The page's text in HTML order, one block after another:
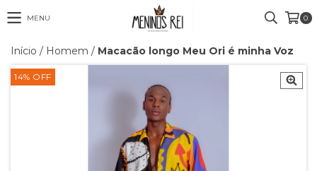
MENU 0
Início / Homem / Macacão longo Meu Ori é minha Voz
14% OFF